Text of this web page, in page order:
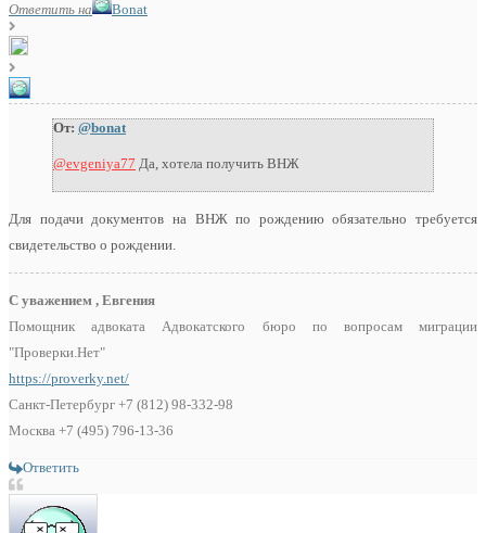
Ответить на Bonat
От: @bonat
@evgeniya77 Да, хотела получить ВНЖ
Для подачи документов на ВНЖ по рождению обязательно требуется
свидетельство о рождении.
С уважением , Евгения
Помощник адвоката Адвокатского бюро по вопросам миграции
"Проверки.Нет"
https://proverky.net/
Санкт-Петербург +7 (812) 98-332-98
Москва +7 (495) 796-13-36
Ответить